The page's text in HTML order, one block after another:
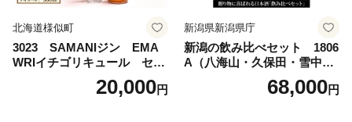
北海道様似町
3023 SAMANIジン EMA
WRIイチゴリキュール セッ
ト（箱入り）【大人の味 酒
お酒 洋酒 スピリッツ クラフ
20,000円
新潟県新潟県庁
新潟の飲み比べセット 1806
A（八海山・久保田・雪中
梅・越乃寒梅・かたふね・千
68,000円